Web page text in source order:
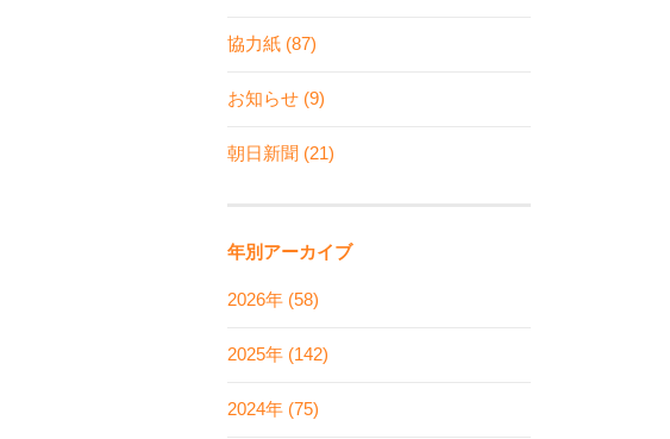
協力紙 (87)
お知らせ (9)
朝日新聞 (21)
年別アーカイブ
2026年 (58)
2025年 (142)
2024年 (75)